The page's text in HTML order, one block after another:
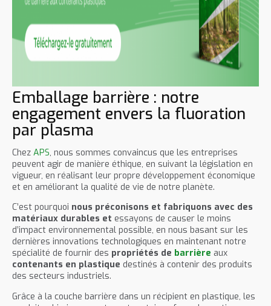
Emballage barrière : notre
engagement envers la fluoration
par plasma
Chez APS, nous sommes convaincus que les entreprises
peuvent agir de manière éthique, en suivant la législation en
vigueur, en réalisant leur propre développement économique
et en améliorant la qualité de vie de notre planète.
C’est pourquoi nous préconisons et fabriquons avec des
matériaux durables et essayons de causer le moins
d’impact environnemental possible, en nous basant sur les
dernières innovations technologiques en maintenant notre
spécialité de fournir des propriétés de barrière aux
contenants en plastique destinés à contenir des produits
des secteurs industriels.
Grâce à la couche barrière dans un récipient en plastique, les